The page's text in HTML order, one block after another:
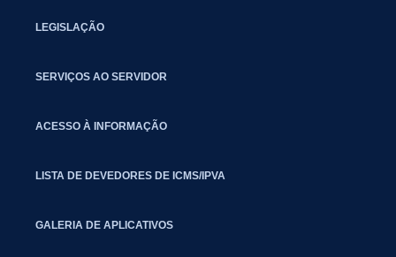
LEGISLAÇÃO
SERVIÇOS AO SERVIDOR
ACESSO À INFORMAÇÃO
LISTA DE DEVEDORES DE ICMS/IPVA
GALERIA DE APLICATIVOS